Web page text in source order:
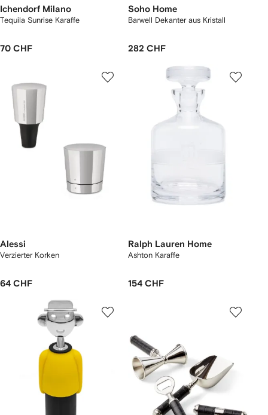
Ichendorf Milano
Tequila Sunrise Karaffe
70 CHF
Soho Home
Barwell Dekanter aus Kristall
282 CHF
Alessi
Verzierter Korken
64 CHF
Ralph Lauren Home
Ashton Karaffe
154 CHF